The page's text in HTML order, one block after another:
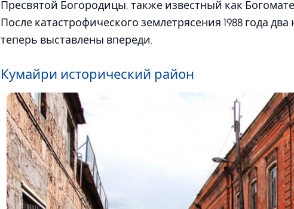
Пресвятой Богородицы, также известный как
После катастрофического землетрясения 1988 года
теперь выставлены впереди.
Кумайри исторический район